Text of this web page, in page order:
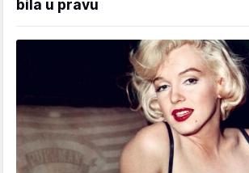
bila u pravu